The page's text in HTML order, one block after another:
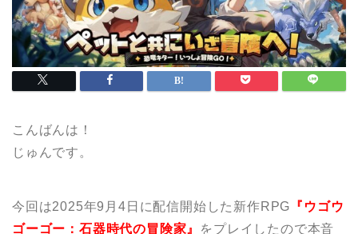
こんばんは！
じゅんです。
今回は2025年9月4日に配信開始した新作RPG 『ウゴウ
ゴーゴー：石器時代の冒険家』
をプレイしたので本音